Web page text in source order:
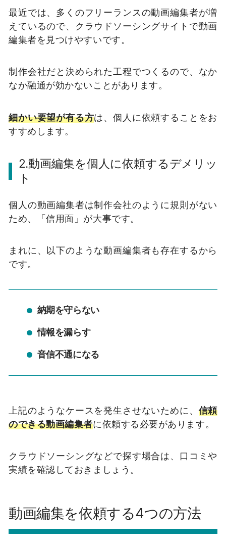
最近では、多くのフリーランスの動画編集者が増
えているので、クラウドソーシングサイトで動画
編集者を見つけやすいです。
制作会社だと決められた工程でつくるので、なか
なか融通が効かないことがあります。
細かい要望が有る方は、個人に依頼することをお
すすめします。
2.動画編集を個人に依頼するデメリッ
ト
個人の動画編集者は制作会社のように規則がない
ため、「信用面」が大事です。
まれに、以下のような動画編集者も存在するから
です。
納期を守らない
情報を漏らす
音信不通になる
上記のようなケースを発生させないために、 信頼
のできる動画編集者に依頼する必要があります。
クラウドソーシングなどで探す場合は、口コミや
実績を確認しておきましょう。
動画編集を依頼する4つの方法